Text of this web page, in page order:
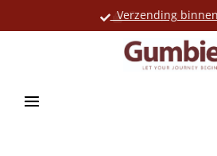
Verzending
Grote